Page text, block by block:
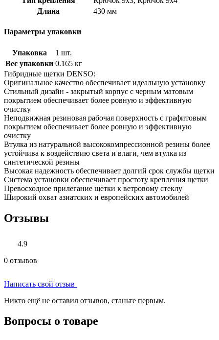
Длина
430 мм
Параметры упаковки
Упаковка
1 шт.
Вес упаковки 0.165 кг
Гибридные щетки DENSO:
Оригинальное качество обеспечивает идеальную установку
Стильный дизайн - закрытый корпус с черным матовым
покрытием обеспечивает более ровную и эффективную
очистку
Неподвижная резиновая рабочая поверхность с графитовым
покрытием обеспечивает более ровную и эффективную
очистку
Втулка из натуральной высококомпрессионной резины более
устойчива к воздействию света и влаги, чем втулка из
синтетической резины
Высокая надежность обеспечивает долгий срок службы щетки
Система установки обеспечивает простоту крепления щетки
Превосходное прилегание щетки к ветровому стеклу
Широкий охват азиатских и европейских автомобилей
Отзывы
4.9
0 отзывов
Написать свой отзыв
Никто ещё не оставил отзывов, станьте первым.
Вопросы о товаре